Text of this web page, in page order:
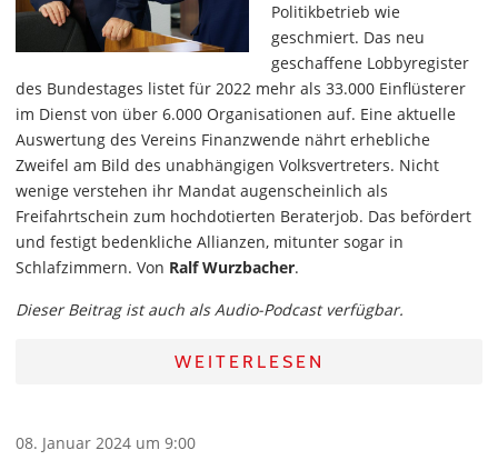
Politikbetrieb wie
geschmiert. Das neu
geschaffene Lobbyregister
des Bundestages listet für 2022 mehr als 33.000 Einflüsterer
im Dienst von über 6.000 Organisationen auf. Eine aktuelle
Auswertung des Vereins Finanzwende nährt erhebliche
Zweifel am Bild des unabhängigen Volksvertreters. Nicht
wenige verstehen ihr Mandat augenscheinlich als
Freifahrtschein zum hochdotierten Beraterjob. Das befördert
und festigt bedenkliche Allianzen, mitunter sogar in
Schlafzimmern. Von Ralf Wurzbacher.
Dieser Beitrag ist auch als Audio-Podcast verfügbar.
WEITERLESEN
08. Januar 2024 um 9:00